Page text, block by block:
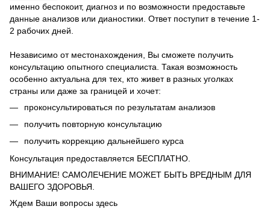
именно беспокоит, диагноз и по возможности предоставьте
данные анализов или дианостики. Ответ поступит в течение 1-
2 рабочих дней.
Независимо от местонахождения, Вы сможете получить
консультацию опытного специалиста. Такая возможность
особенно актуальна для тех, кто живет в разных уголках
страны или даже за границей и хочет:
проконсультироваться по результатам анализов
получить повторную консультацию
получить коррекцию дальнейшего курса
Консультация предоставляется БЕСПЛАТНО.
ВНИМАНИЕ! САМОЛЕЧЕНИЕ МОЖЕТ БЫТЬ ВРЕДНЫМ ДЛЯ
ВАШЕГО ЗДОРОВЬЯ.
Ждем Ваши вопросы здесь